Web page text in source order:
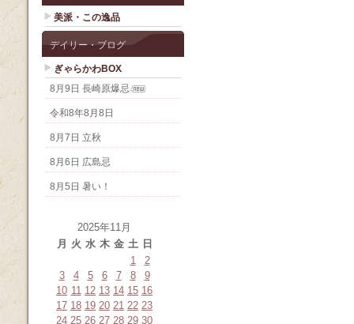
美派・この逸品
デイリー・ブログ
ぎゃらかわBOX
8月9日 長崎原爆忌
令和8年8月8日
8月7日 立秋
8月6日 広島忌
8月5日 暑い！
2025年11月
月
火 水 木 金 土 日
1
2
3
4 5 6 7 8
9
10 11 12 13 14 15 16
17 18 19 20 21 22 23
24 25 26 27 28 29 30